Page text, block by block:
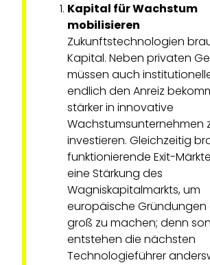
Kapital für Wachstum
mobilisieren
Zukunftstechnologien
Kapital. Neben privaten
müssen auch
endlich den Anreiz
stärker in innovative
Wachstumsunternehmen
investieren. Gleichzeitig
funktionierende Exit-
eine Stärkung des
Wagniskapitalmarkts, um
europäische Gründungen
groß zu machen; denn
entstehen die nächsten
Technologieführer